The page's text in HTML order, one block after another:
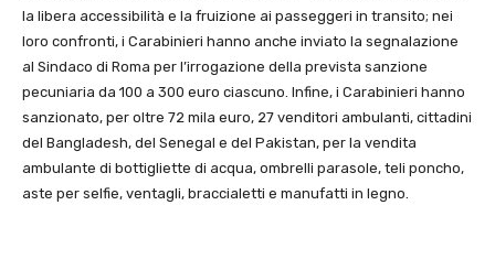
la libera accessibilità e la fruizione ai passeggeri in transito; nei
loro confronti, i Carabinieri hanno anche inviato la segnalazione
al Sindaco di Roma per l’irrogazione della prevista sanzione
pecuniaria da 100 a 300 euro ciascuno. Infine, i Carabinieri hanno
sanzionato, per oltre 72 mila euro, 27 venditori ambulanti, cittadini
del Bangladesh, del Senegal e del Pakistan, per la vendita
ambulante di bottigliette di acqua, ombrelli parasole, teli poncho,
aste per selfie, ventagli, braccialetti e manufatti in legno.